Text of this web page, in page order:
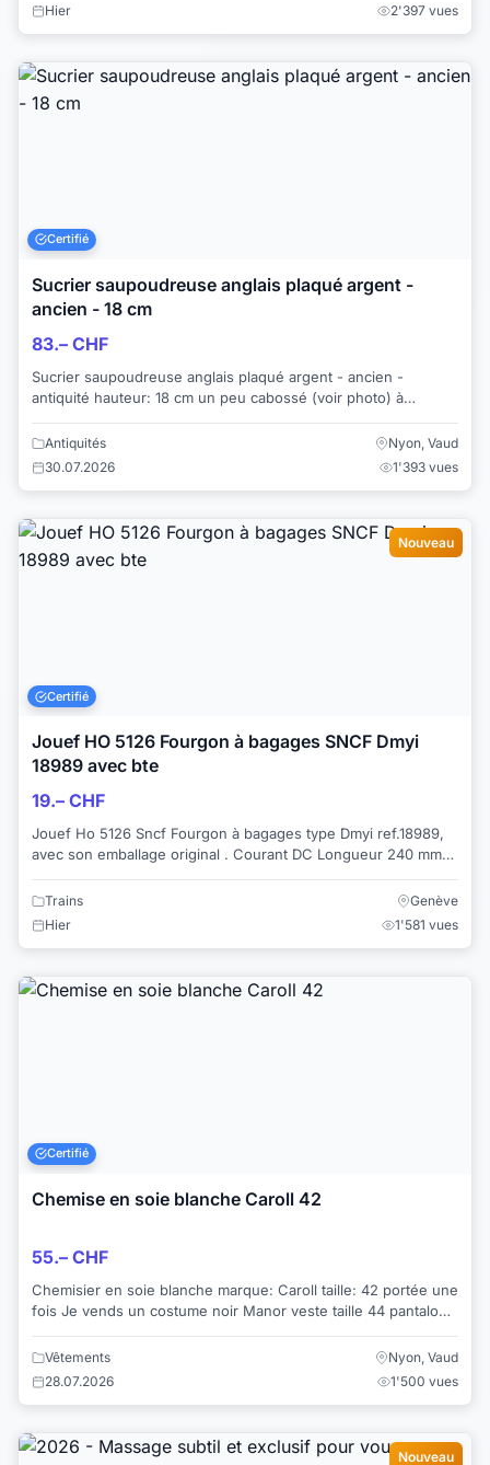
Hier
2'397 vues
Certifié
Sucrier saupoudreuse anglais plaqué argent -
ancien - 18 cm
83.– CHF
Sucrier saupoudreuse anglais plaqué argent - ancien -
antiquité hauteur: 18 cm un peu cabossé (voir photo) à
Antiquités
Nyon, Vaud
30.07.2026
1'393 vues
Nouveau
Certifié
Jouef HO 5126 Fourgon à bagages SNCF Dmyi
18989 avec bte
19.– CHF
Jouef Ho 5126 Sncf Fourgon à bagages type Dmyi ref.18989,
avec son emballage original . Courant DC Longueur 240 mm
Trains
Genève
Hier
1'581 vues
Certifié
Chemise en soie blanche Caroll 42
55.– CHF
Chemisier en soie blanche marque: Caroll taille: 42 portée une
fois Je vends un costume noir Manor veste taille 44 pantalon
taille 40 qui va a...
Vêtements
Nyon, Vaud
28.07.2026
1'500 vues
Nouveau